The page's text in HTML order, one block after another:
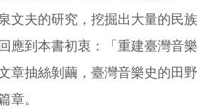
文夫的研究，挖掘出大量的民族
應到本書初衷：「重建臺灣音樂
章抽絲剝繭，臺灣音樂史的田野
章。